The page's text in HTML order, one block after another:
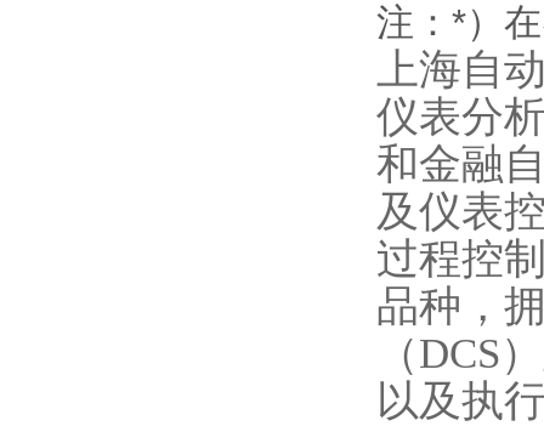
注： *）
上海自
仪表分
和金融
及仪表
过程控
品种，
（DCS
以及执